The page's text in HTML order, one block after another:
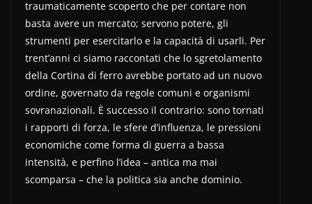
traumaticamente scoperto che per contare non
basta avere un mercato; servono potere, gli
strumenti per esercitarlo e la capacità di usarli. Per
trent’anni ci siamo raccontati che lo sgretolamento
della Cortina di ferro avrebbe portato ad un nuovo
ordine, governato da regole comuni e organismi
sovranazionali. È successo il contrario: sono tornati
i rapporti di forza, le sfere d’influenza, le pressioni
economiche come forma di guerra a bassa
intensità, e perfino l’idea – antica ma mai
scomparsa – che la politica sia anche dominio.